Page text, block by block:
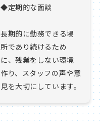
◆定期的な面談
長期的に勤務できる場
所であり続けるため
に、残業をしない環境
作り、スタッフの声や意
見を大切にしています。